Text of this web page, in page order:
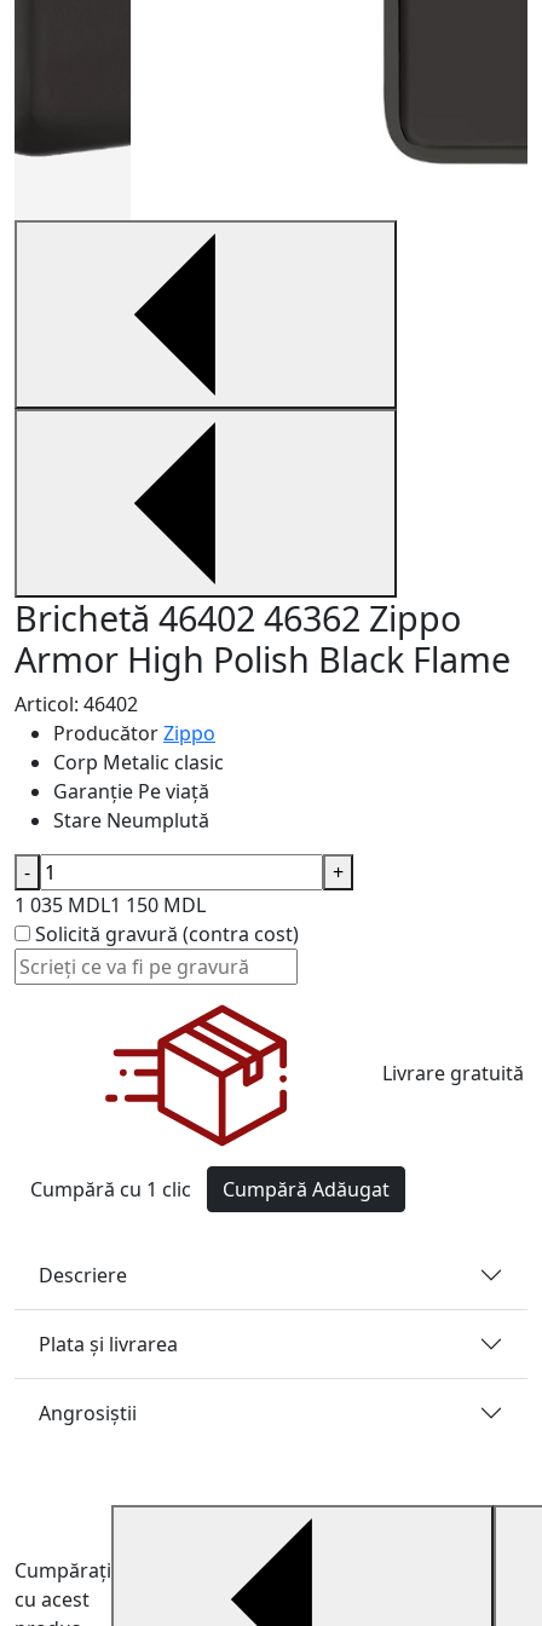
Brichetă 46402 46362 Zippo
Armor High Polish Black Flame
Articol: 46402
ProducătorZippo
Corp Metalic clasic
Garanție Pe viață
Stare Neumplută
1 035 MDL1 150 MDL
Solicită gravură (contra cost)
- +
Livrare gratuită
Cumpără cu 1 clic Cumpără Adăugat
Descriere
Plata și livrarea
Angrosiştii
Cumpărați
cu acest